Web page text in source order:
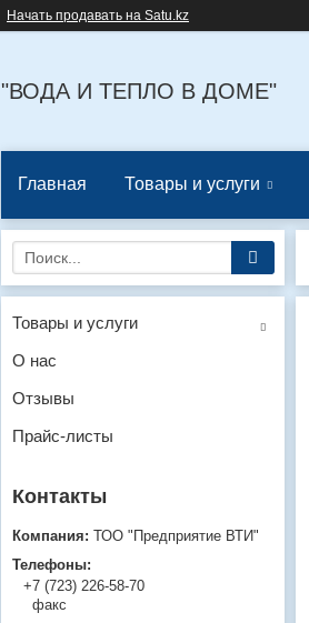
Начать продавать на Satu.kz
"ВОДА И ТЕПЛО В ДОМЕ"
Главная Товары и услуги
Товары и услуги
О нас
Отзывы
Прайс-листы
ТОО "Предприятие ВТИ"
+7 (723) 226-58-70
факс